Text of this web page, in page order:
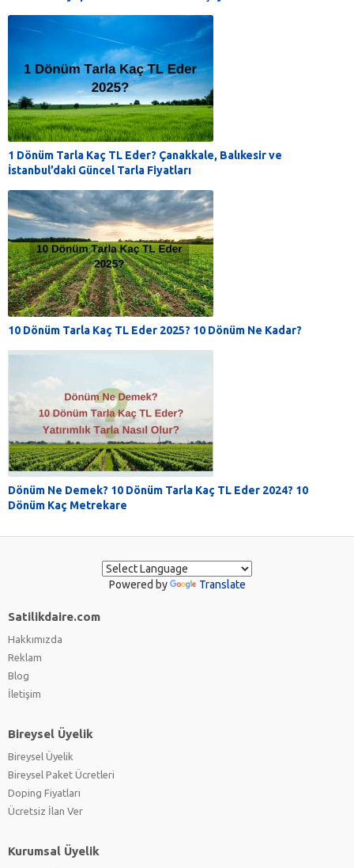
1 Dönüm Tarla Kaç TL Eder? Çanakkale, Balıkesir ve
İstanbul’daki Güncel Tarla Fiyatları
10 Dönüm Tarla Kaç TL Eder 2025? 10 Dönüm Ne Kadar?
Dönüm Ne Demek? 10 Dönüm Tarla Kaç TL Eder 2024? 10
Dönüm Kaç Metrekare
Powered by Translate
Satilikdaire.com
Hakkımızda
Reklam
Blog
İletişim
Bireysel Üyelik
Bireysel Üyelik
Bireysel Paket Ücretleri
Doping Fiyatları
Ücretsiz İlan Ver
Kurumsal Üyelik